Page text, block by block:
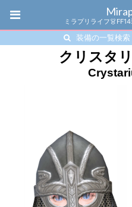
ミラプリライフ
装備の一覧検
クリスタ